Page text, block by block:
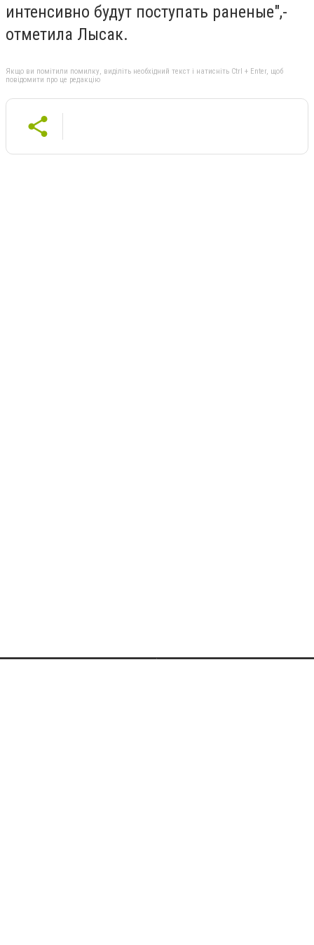
интенсивно будут поступать раненые",-
отметила Лысак.
Якщо ви помітили помилку, виділіть необхідний текст і натисніть Ctrl + Enter, щоб
повідомити про це редакцію